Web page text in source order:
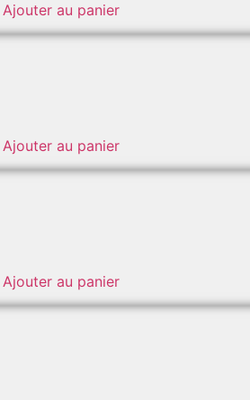
Ajouter au panier
Ajouter au panier
Ajouter au panier